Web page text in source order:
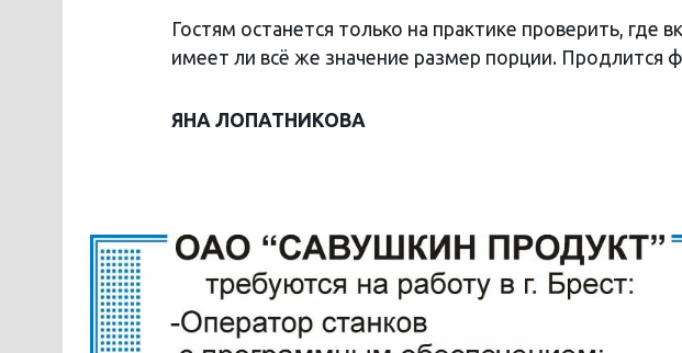
Гостям останется только на практике проверить, где
имеет ли всё же значение размер порции. Продлится
ЯНА ЛОПАТНИКОВА